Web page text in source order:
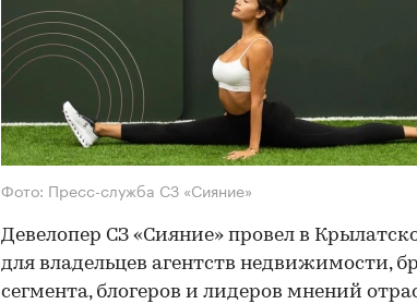
Фото: Пресс-служба СЗ «Сияние»
Девелопер СЗ «Сияние» провел в
для владельцев агентств недвижимости,
сегмента, блогеров и лидеров мнений